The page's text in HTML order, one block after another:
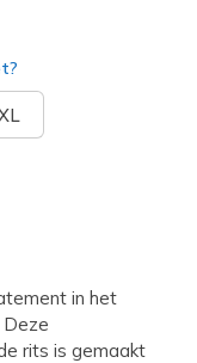
in het
Deze
rits is gemaakt